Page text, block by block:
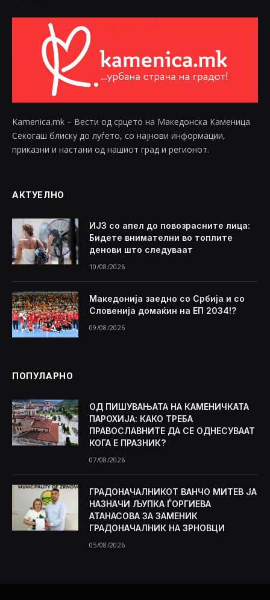
Kamenica.mk – Вести од срцето на Македонска Каменица
Секогаш блиску до луѓето, со најнови информации,
приказни и настани од нашиот град и регионот.
АКТУЕЛНО
ИЈЗ со апел до повозрасните лица:
Бидете внимателни во топлите
денови што следуваат
10/08/2026
Македонија заедно со Србија и со
Словенија домаќин на ЕП 2034!?
09/08/2026
ПОПУЛАРНО
ОД ПИШУВАЊАТА НА КАМЕНИЧКАТА
ПАРОХИЈА: КАКО ТРЕБА
ПРАВОСЛАВНИТЕ ДА СЕ ОДНЕСУВААТ
КОГА Е ПРАЗНИК?
07/08/2026
ГРАДОНАЧАЛНИКОТ ВАНЧО МИТЕВ ЈА
НАЗНАЧИ ЉУПКА ЃОРГИЕВА
АТАНАСОВА ЗА ЗАМЕНИК
ГРАДОНАЧАЛНИК НА ЗРНОВЦИ
05/08/2026